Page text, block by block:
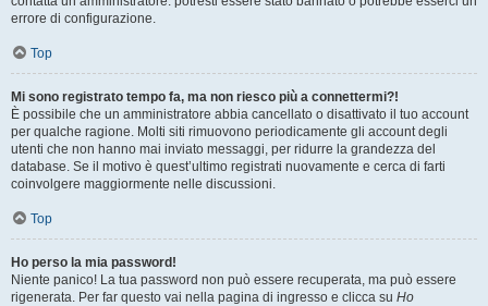
errore di configurazione.
Top
Mi sono registrato tempo fa, ma non riesco più a connettermi?!
È possibile che un amministratore abbia cancellato o disattivato il tuo account
per qualche ragione. Molti siti rimuovono periodicamente gli account degli
utenti che non hanno mai inviato messaggi, per ridurre la grandezza del
database. Se il motivo è quest’ultimo registrati nuovamente e cerca di farti
coinvolgere maggiormente nelle discussioni.
Top
Ho perso la mia password!
Niente panico! La tua password non può essere recuperata, ma può essere
rigenerata. Per far questo vai nella pagina di ingresso e clicca su Ho